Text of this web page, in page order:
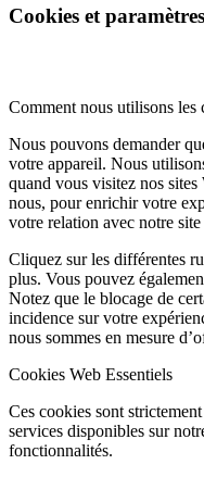
Cookies et
Comment nous utilisons les
Nous pouvons demander
votre appareil. Nous
quand vous visitez nos
nous, pour enrichir votre
votre relation avec notre site
Cliquez sur les différentes
plus. Vous pouvez
Notez que le blocage de
incidence sur votre
nous sommes en mesure
Cookies Web Essentiels
Ces cookies sont
services disponibles sur
fonctionnalités.